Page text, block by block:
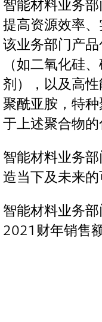
智能材料业务
提高资源效率、
该业务部门产
（如二氧化硅
剂），以及高
聚酰亚胺，特
于上述聚合物的
智能材料业务
造当下及未来的
智能材料业务
2021财年销售